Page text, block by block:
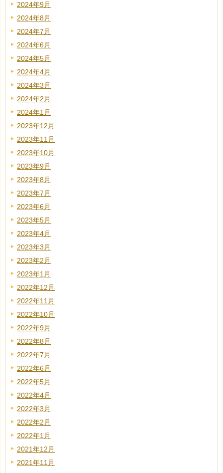
2024年9月
2024年8月
2024年7月
2024年6月
2024年5月
2024年4月
2024年3月
2024年2月
2024年1月
2023年12月
2023年11月
2023年10月
2023年9月
2023年8月
2023年7月
2023年6月
2023年5月
2023年4月
2023年3月
2023年2月
2023年1月
2022年12月
2022年11月
2022年10月
2022年9月
2022年8月
2022年7月
2022年6月
2022年5月
2022年4月
2022年3月
2022年2月
2022年1月
2021年12月
2021年11月